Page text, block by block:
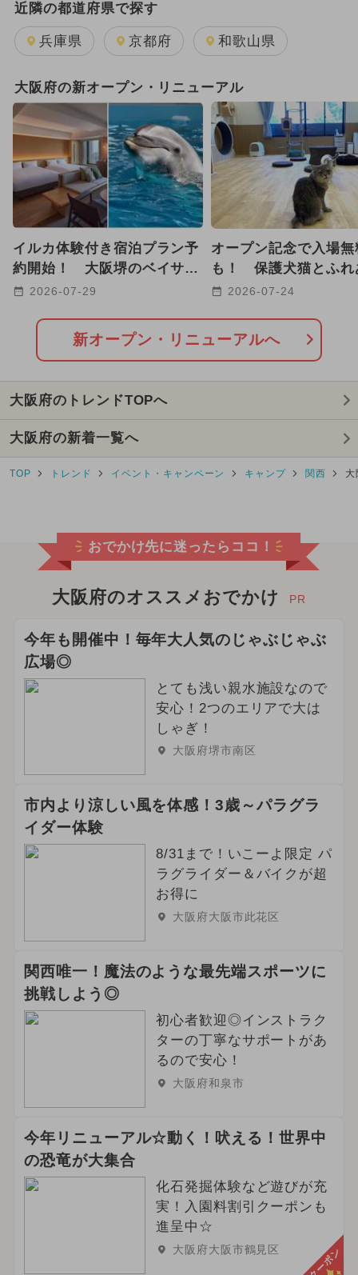
近隣の都道府県で探す
兵庫県 京都府 和歌山県
大阪府の新オープン・リニューアル
イルカ体験付き宿泊プラン予
約開始！ 大阪堺のベイサイ
ドホテルで最大26時間ステイ
2026-07-29
オープン記念で入場無
も！ 保護犬猫とふれ
「ANELLA CAFE」
2026-07-24
新オープン・リニューアルへ
大阪府のトレンドTOPへ
大阪府の新着一覧へ
TOP トレンド イベント・キャンペーン キャンプ 関西 大
おでかけ先に迷ったらココ！
大阪府のオススメおでかけ PR
今年も開催中！毎年大人気のじゃぶじゃぶ
広場◎
とても浅い親水施設なので
安心！2つのエリアで大は
しゃぎ！
大阪府堺市南区
市内より涼しい風を体感！3歳～パラグラ
イダー体験
8/31まで！いこーよ限定 パ
ラグライダー＆バイクが超
お得に
大阪府大阪市此花区
関西唯一！魔法のような最先端スポーツに
挑戦しよう◎
初心者歓迎◎インストラク
ターの丁寧なサポートがあ
るので安心！
大阪府和泉市
今年リニューアル☆動く！吠える！世界中
の恐竜が大集合
化石発掘体験など遊びが充
実！入園料割引クーポンも
進呈中☆
大阪府大阪市鶴見区 クーポン